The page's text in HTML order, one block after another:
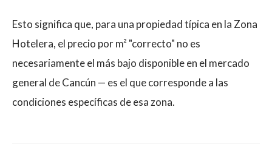
Esto significa que, para una propiedad típica en la Zona
Hotelera, el precio por m² "correcto" no es
necesariamente el más bajo disponible en el mercado
general de Cancún — es el que corresponde a las
condiciones específicas de esa zona.